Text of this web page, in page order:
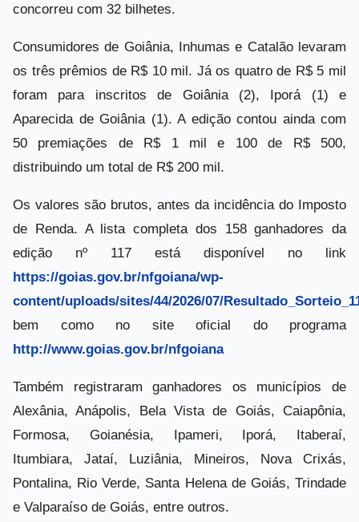
concorreu com 32 bilhetes.
Consumidores de Goiânia, Inhumas e Catalão levaram
os três prêmios de R$ 10 mil. Já os quatro de R$ 5 mil
foram para inscritos de Goiânia (2), Iporá (1) e
Aparecida de Goiânia (1). A edição contou ainda com
50 premiações de R$ 1 mil e 100 de R$ 500,
distribuindo um total de R$ 200 mil.
Os valores são brutos, antes da incidência do Imposto
de Renda. A lista completa dos 158 ganhadores da
edição nº 117 está disponível no link
https://goias.gov.br/nfgoiana/wp-
content/uploads/sites/44/2026/07/
bem como no site oficial do programa
http://www.goias.gov.br/nfgoiana
Também registraram ganhadores os municípios de
Alexânia, Anápolis, Bela Vista de Goiás, Caiapônia,
Formosa, Goianésia, Ipameri, Iporá, Itaberaí,
Itumbiara, Jataí, Luziânia, Mineiros, Nova Crixás,
Pontalina, Rio Verde, Santa Helena de Goiás, Trindade
e Valparaíso de Goiás, entre outros.